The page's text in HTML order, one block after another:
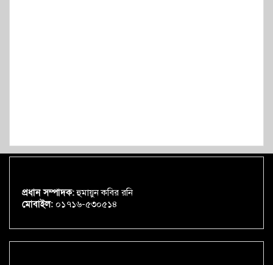
প্রধান সম্পাদক:হুমায়ুন কবির রনি
মোবাইল: ০১৭১৬-৫৩০৫১৪